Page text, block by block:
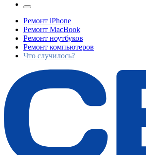
Ремонт iPhone
Ремонт MacBook
Ремонт ноутбуков
Ремонт компьютеров
Что случилось?